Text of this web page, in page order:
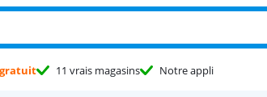
gratuit 11 vrais magasins Notre appli